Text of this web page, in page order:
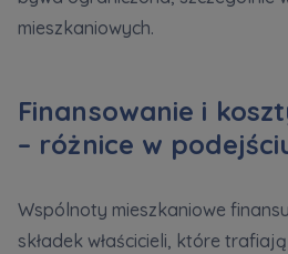
mieszkaniowych.
Finansowanie i
– różnice w
Wspólnoty mieszkaniowe
składek właścicieli, które